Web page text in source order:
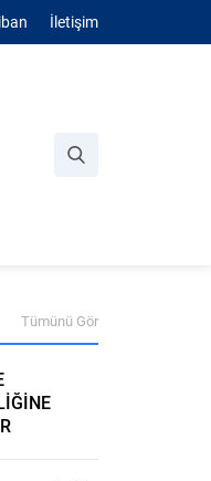
İletişim
Tümünü Gör